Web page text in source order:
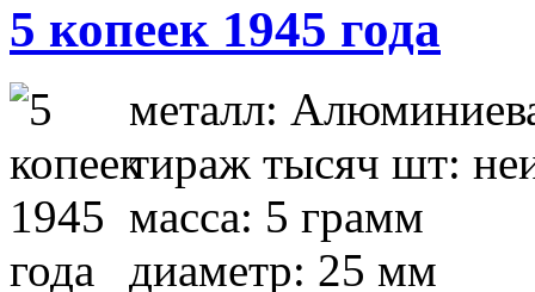
5 копеек 1945 года
металл:
тираж тысяч шт:
масса: 5 грамм
диаметр: 25 мм